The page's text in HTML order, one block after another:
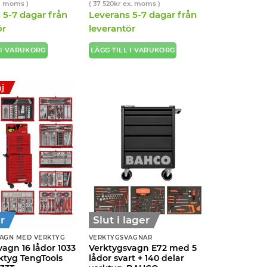
ursprungliga
priset
var:
25
900kr.
priset
är:
moms )
5-7 dagar från
VARUKORG
ursprungliga
priset
var:
49
900kr.
priset
är:
( 37 520krex. moms )
Leverans 5-7 dagar från
leverantör
LÄGG TILL I VARUKORG
MED VERKTYG
16 lådor 1033
TengTools
Slut i lager
VERKTYGSVAGNAR
Verktygsvagn E72 med 5
lådor svart + 140 delar